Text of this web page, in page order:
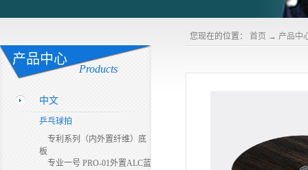
产品中心
Products
中文
乒乓球拍
专利系列（内外置纤维）底
板
专业一号 PRO-01外置ALC蓝
您现在的位置： 首页 → 产品中